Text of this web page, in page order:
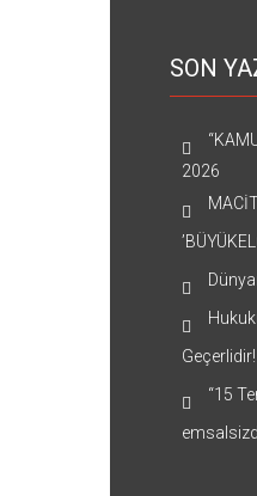
SON
2026
Geçerlidir!
“15